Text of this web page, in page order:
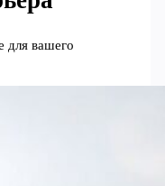
для вашего